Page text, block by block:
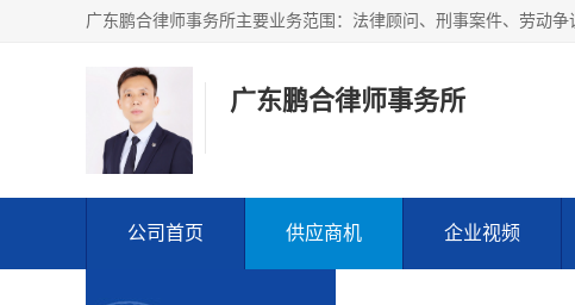
广东鹏合律师事务所
公司首页 供应商机 企业视频